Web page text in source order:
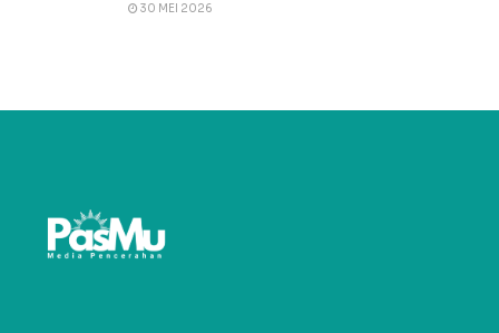
30 MEI 2026